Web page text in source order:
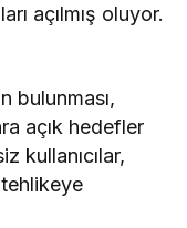
açılmış oluyor.
bulunması,
açık hedefler
kullanıcılar,